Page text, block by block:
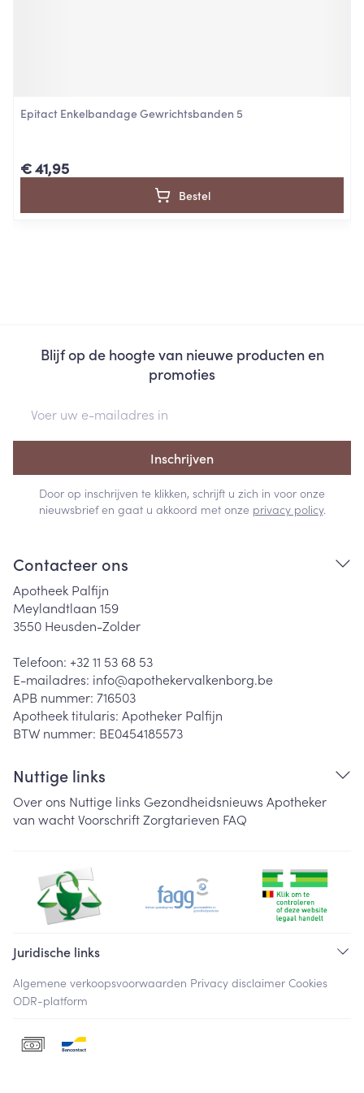
Epitact Enkelbandage Gewrichtsbanden 5
€ 41,95
Bestel
Blijf op de hoogte van nieuwe producten en
promoties
Inschrijven
Door op inschrijven te klikken, schrijft u zich in voor onze
nieuwsbrief en gaat u akkoord met onze privacy policy.
Contacteer ons
Apotheek Palfijn
Meylandtlaan 159
3550 Heusden-Zolder
Telefoon: +32 11 53 68 53
E-mailadres: info@apothekervalkenborg.be
APB nummer: 716503
Apotheek titularis: Apotheker Palfijn
BTW nummer: BE0454185573
Nuttige links
Over ons Nuttige links Gezondheidsnieuws Apotheker
van wachtVoorschriftZorgtarieven FAQ
Juridische links
Algemene verkoopsvoorwaarden Privacy disclaimer Cookies
ODR-platform